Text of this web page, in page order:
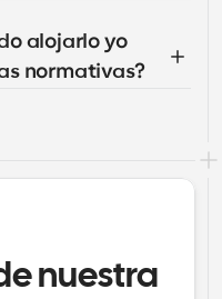
alojarlo yo
normativas?
nuestra